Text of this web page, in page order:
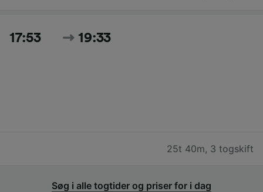
17:53 19:33
25t 40m, 3 togskift
Søg i alle togtider og priser for i dag